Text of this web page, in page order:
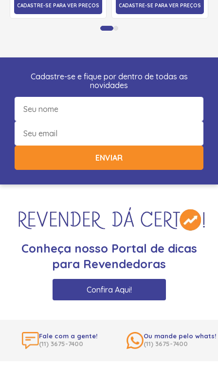
CADASTRE-SE PARA VER PREÇOS CADASTRE-SE PARA VER PREÇOS
Cadastre-se e fique por dentro de todas as
novidades
ENVIAR
Conheça nosso Portal de dicas
para Revendedoras
Confira Aqui!
Fale com a gente!
(11) 3675-7400
Ou mande pelo whats!
(11) 3675-7400